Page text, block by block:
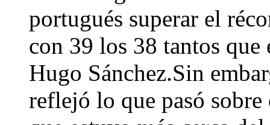
portugués superar el
con 39 los 38 tantos
Hugo Sánchez.Sin
reflejó lo que pasó